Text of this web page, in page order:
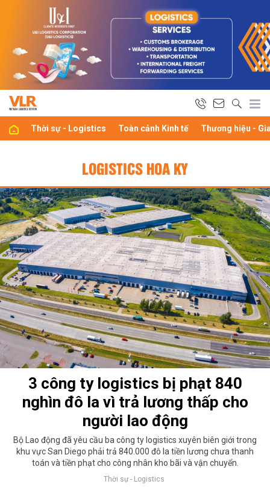
Thời sự - Logistics Toàn cảnh Kinh tế Thương hiệu -
LOGISTICS HOA KY
3 công ty logistics bị phạt 840
nghìn đô la vì trả lương thấp cho
người lao động
Bộ Lao động đã yêu cầu ba công ty logistics xuyên biên giới trong
khu vực San Diego phải trả 840.000 đô la tiền lương chưa thanh
toán và tiền phạt cho công nhân kho bãi và vận chuyển.
Thời sự - Logistics